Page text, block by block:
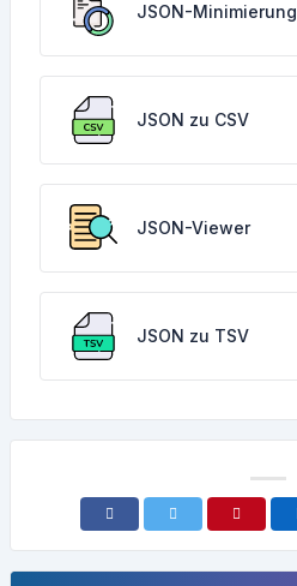
JSON-Minimierung
JSON zu CSV
JSON-Viewer
JSON zu TSV